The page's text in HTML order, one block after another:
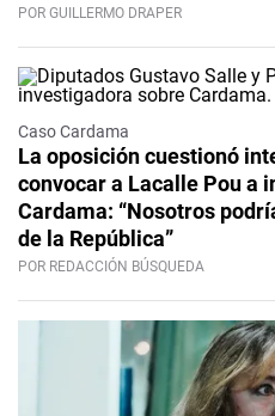
POR GUILLERMO DRAPER
Caso Cardama
La oposición cuestionó
convocar a Lacalle Pou a
Cardama: “Nosotros
de la República”
POR REDACCIÓN BÚSQUEDA